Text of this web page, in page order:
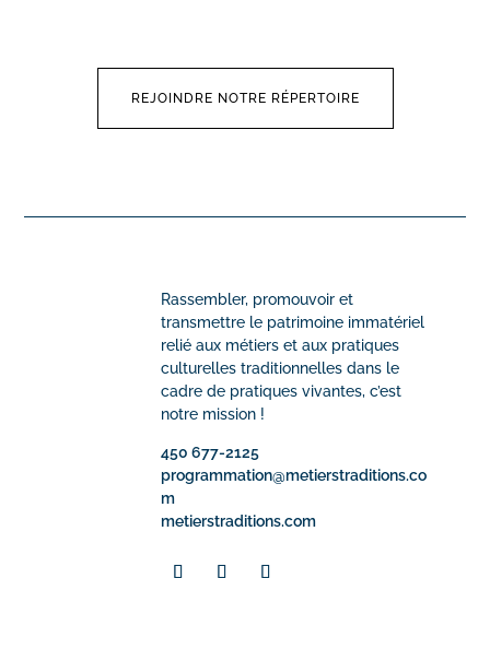
REJOINDRE NOTRE RÉPERTOIRE
Rassembler, promouvoir et
transmettre le patrimoine immatériel
relié aux métiers et aux pratiques
culturelles traditionnelles dans le
cadre de pratiques vivantes, c’est
notre mission !
450 677-2125
programmation@metierstraditions.co
m
metierstraditions.com